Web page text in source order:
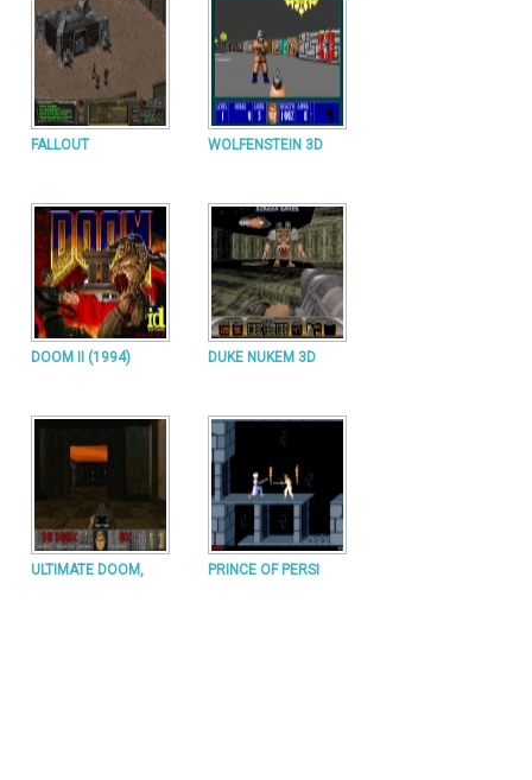
FALLOUT WOLFENSTEIN 3D
DOOM II (1994) DUKE NUKEM 3D
ULTIMATE DOOM, PRINCE OF PERSI